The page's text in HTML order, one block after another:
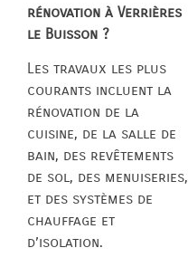
rénovation à Verrières
le Buisson ?
Les travaux les plus
courants incluent la
rénovation de la
cuisine, de la salle de
bain, des revêtements
de sol, des menuiseries,
et des systèmes de
chauffage et
d’isolation.